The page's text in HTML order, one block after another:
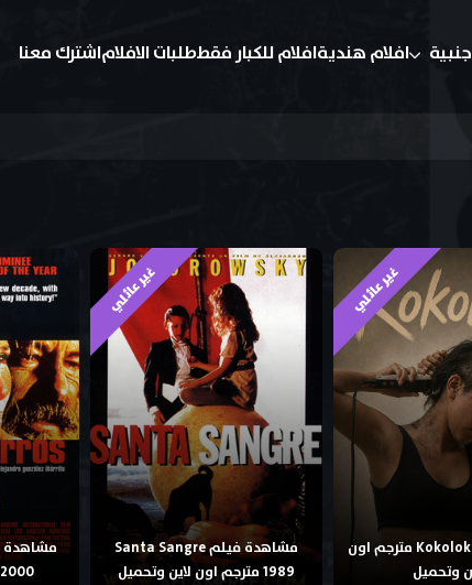
افلام هنديةافلام للكبار فقططلبات الافلاماشترك معنا
غير عائلي
فيلم Kokoloko 2020 مترجم اون
وتحميل
غير عائلي
مشاهدة فيلم Santa Sangre
1989 مترجم اون لاين وتحميل
2000 مترجم اون لاين و